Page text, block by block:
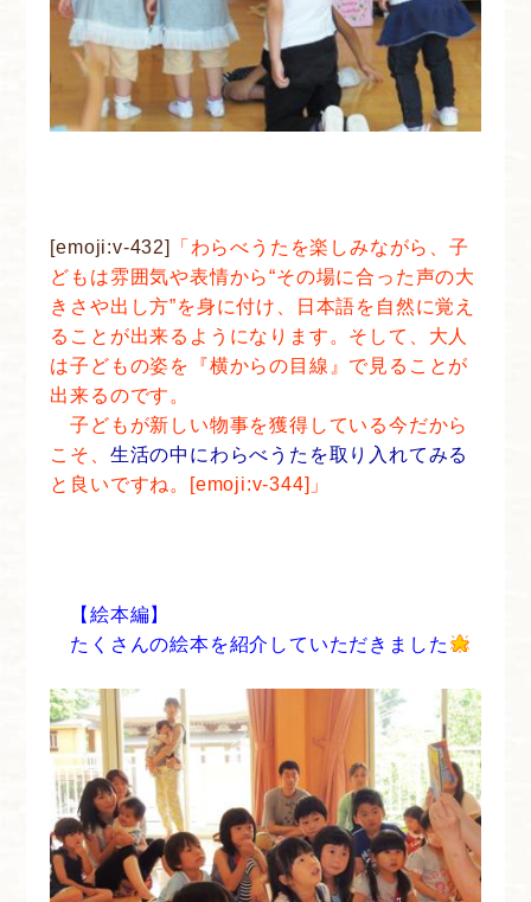
[emoji:v-432]
「わらべうたを楽しみながら、子
どもは雰囲気や表情から“その場に合った声の大
きさや出し方”を身に付け、日本語を自然に覚え
ることが出来るようになります。そして、大人
は子どもの姿を『横からの目線』で見ることが
出来るのです。
子どもが新しい物事を獲得している今だから
こそ、 生活の中にわらべうたを取り入れてみる
と良いですね。[emoji:v-344]」
【絵本編】
たくさんの絵本を紹介していただきました